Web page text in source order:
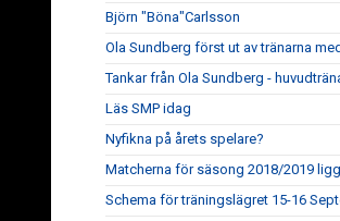
Björn "Böna"Carlsson
Ola Sundberg först ut av tränarna
Tankar från Ola Sundberg -
Läs SMP idag
Nyfikna på årets spelare?
Matcherna för säsong 2018/2019
Schema för träningslägret 15-16